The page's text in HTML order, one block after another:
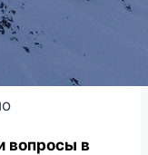
вопросы в